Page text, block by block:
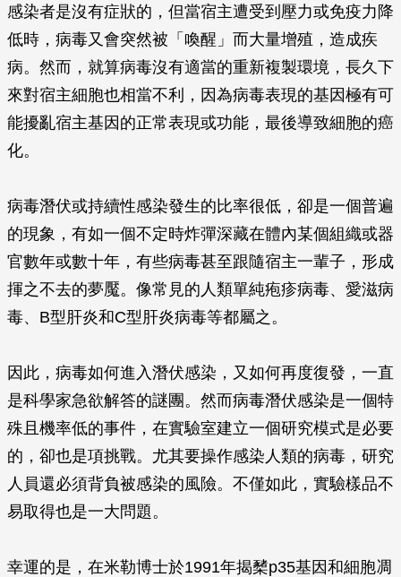
感染者是沒有症狀的，但當宿主遭受到壓力或免疫力降
低時，病毒又會突然被「喚醒」而大量增殖，造成疾
病。然而，就算病毒沒有適當的重新複製環境，長久下
來對宿主細胞也相當不利，因為病毒表現的基因極有可
能擾亂宿主基因的正常表現或功能，最後導致細胞的癌
化。
病毒潛伏或持續性感染發生的比率很低，卻是一個普遍
的現象，有如一個不定時炸彈深藏在體內某個組織或器
官數年或數十年，有些病毒甚至跟隨宿主一輩子，形成
揮之不去的夢魘。像常見的人類單純疱疹病毒、愛滋病
毒、B型肝炎和C型肝炎病毒等都屬之。
因此，病毒如何進入潛伏感染，又如何再度復發，一直
是科學家急欲解答的謎團。然而病毒潛伏感染是一個特
殊且機率低的事件，在實驗室建立一個研究模式是必要
的，卻也是項挑戰。尤其要操作感染人類的病毒，研究
人員還必須背負被感染的風險。不僅如此，實驗樣品不
易取得也是一大問題。
幸運的是，在米勒博士於1991年揭櫫p35基因和細胞凋